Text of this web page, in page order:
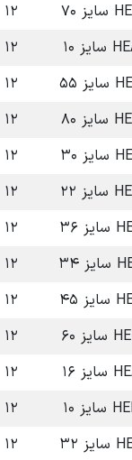
۱۲
۱۲
۱۲
۱۲
۱۲
۱۲
۱۲
۱۲
۱۲
۱۲
۱۲
۱۲
۱۲